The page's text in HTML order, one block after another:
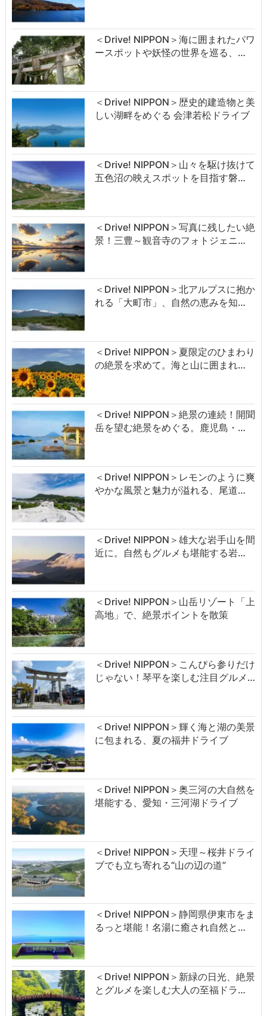
＜Drive! NIPPON＞海に囲まれたパワ
ースポットや妖怪の世界を巡る、…
＜Drive! NIPPON＞歴史的建造物と美
しい湖畔をめぐる 会津若松ドライブ
＜Drive! NIPPON＞山々を駆け抜けて
五色沼の映えスポットを目指す磐…
＜Drive! NIPPON＞写真に残したい絶
景！三豊～観音寺のフォトジェニ…
＜Drive! NIPPON＞北アルプスに抱か
れる「大町市」、自然の恵みを知…
＜Drive! NIPPON＞夏限定のひまわり
の絶景を求めて。海と山に囲まれ…
＜Drive! NIPPON＞絶景の連続！開聞
岳を望む絶景をめぐる。鹿児島・…
＜Drive! NIPPON＞レモンのように爽
やかな風景と魅力が溢れる、尾道…
＜Drive! NIPPON＞雄大な岩手山を間
近に。自然もグルメも堪能する岩…
＜Drive! NIPPON＞山岳リゾート「上
高地」で、絶景ポイントを散策
＜Drive! NIPPON＞こんぴら参りだけ
じゃない！琴平を楽しむ注目グルメ…
＜Drive! NIPPON＞輝く海と湖の美景
に包まれる、夏の福井ドライブ
＜Drive! NIPPON＞奥三河の大自然を
堪能する、愛知・三河湖ドライブ
＜Drive! NIPPON＞天理～桜井ドライ
ブでも立ち寄れる“山の辺の道”
＜Drive! NIPPON＞静岡県伊東市をま
るっと堪能！名湯に癒され自然と…
＜Drive! NIPPON＞新緑の日光、絶景
とグルメを楽しむ大人の至福ドラ…